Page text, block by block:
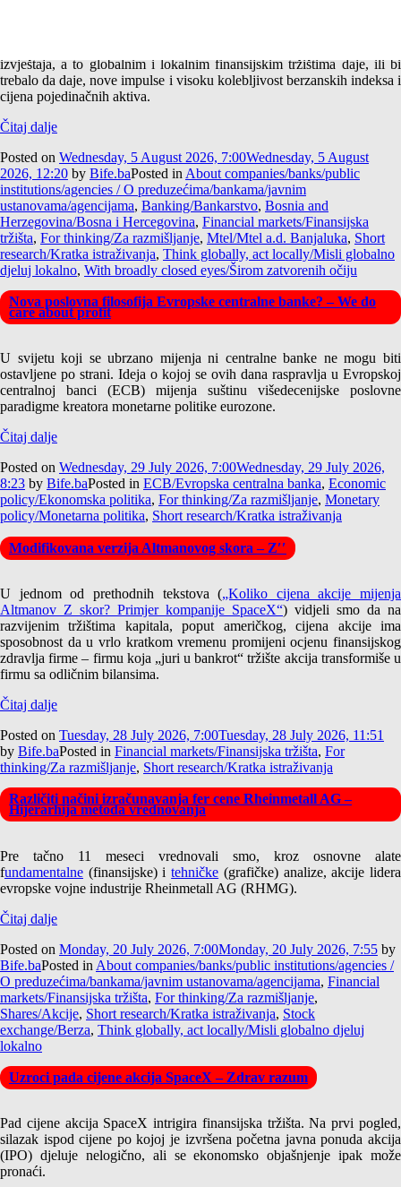
izvještaja, a to globalnim i lokalnim finansijskim tržištima daje, ili bi
trebalo da daje, nove impulse i visoku kolebljivost berzanskih indeksa i
cijena pojedinačnih aktiva.
Čitaj dalje
Posted on Wednesday, 5 August 2026, 7:00Wednesday, 5 August
2026, 12:20 by Bife.baPosted in About companies/banks/public
institutions/agencies / O preduzećima/bankama/javnim
ustanovama/agencijama, Banking/Bankarstvo, Bosnia and
Herzegovina/Bosna i Hercegovina, Financial markets/Finansijska
tržišta, For thinking/Za razmišljanje, Mtel/Mtel a.d. Banjaluka, Short
research/Kratka istraživanja, Think globally, act locally/Misli globalno
djeluj lokalno, With broadly closed eyes/Širom zatvorenih očiju
Nova poslovna filosofija Evropske centralne banke? – We do
care about profit
U svijetu koji se ubrzano mijenja ni centralne banke ne mogu biti
ostavljene po strani. Ideja o kojoj se ovih dana raspravlja u Evropskoj
centralnoj banci (ECB) mijenja suštinu višedecenijske poslovne
paradigme kreatora monetarne politike eurozone.
Čitaj dalje
Posted on Wednesday, 29 July 2026, 7:00Wednesday, 29 July 2026,
8:23 by Bife.baPosted in ECB/Evropska centralna banka, Economic
policy/Ekonomska politika, For thinking/Za razmišljanje, Monetary
policy/Monetarna politika, Short research/Kratka istraživanja
Modifikovana verzija Altmanovog skora – Z′′
U jednom od prethodnih tekstova („Koliko cijena akcije mijenja
Altmanov Z skor? Primjer kompanije SpaceX“) vidjeli smo da na
razvijenim tržištima kapitala, poput američkog, cijena akcije ima
sposobnost da u vrlo kratkom vremenu promijeni ocjenu finansijskog
zdravlja firme – firmu koja „juri u bankrot“ tržište akcija transformiše u
firmu sa odličnim bilansima.
Čitaj dalje
Posted on Tuesday, 28 July 2026, 7:00Tuesday, 28 July 2026, 11:51
by Bife.baPosted in Financial markets/Finansijska tržišta, For
thinking/Za razmišljanje, Short research/Kratka istraživanja
Različiti načini izračunavanja fer cene Rheinmetall AG –
Hijerarhija metoda vrednovanja
Pre tačno 11 meseci vrednovali smo, kroz osnovne alate
fundamentalne (finansijske) itehničke (grafičke) analize, akcije lidera
evropske vojne industrije Rheinmetall AG (RHMG).
Čitaj dalje
Posted on Monday, 20 July 2026, 7:00Monday, 20 July 2026, 7:55 by
Bife.baPosted in About companies/banks/public institutions/agencies /
O preduzećima/bankama/javnim ustanovama/agencijama, Financial
markets/Finansijska tržišta, For thinking/Za razmišljanje,
Shares/Akcije, Short research/Kratka istraživanja, Stock
exchange/Berza, Think globally, act locally/Misli globalno djeluj
lokalno
Uzroci pada cijene akcija SpaceX – Zdrav razum
Pad cijene akcija SpaceX intrigira finansijska tržišta. Na prvi pogled,
silazak ispod cijene po kojoj je izvršena početna javna ponuda akcija
(IPO) djeluje nelogično, ali se ekonomsko objašnjenje ipak može
pronaći.